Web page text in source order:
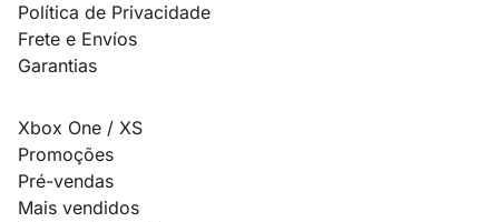
Política de Privacidade
Frete e Envíos
Garantias
Xbox One / XS
Promoções
Pré-vendas
Mais vendidos